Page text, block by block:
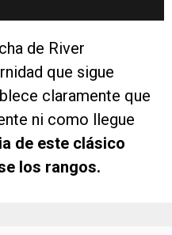
de River
que sigue
claramente que
ni como llegue
de este clásico
los rangos.